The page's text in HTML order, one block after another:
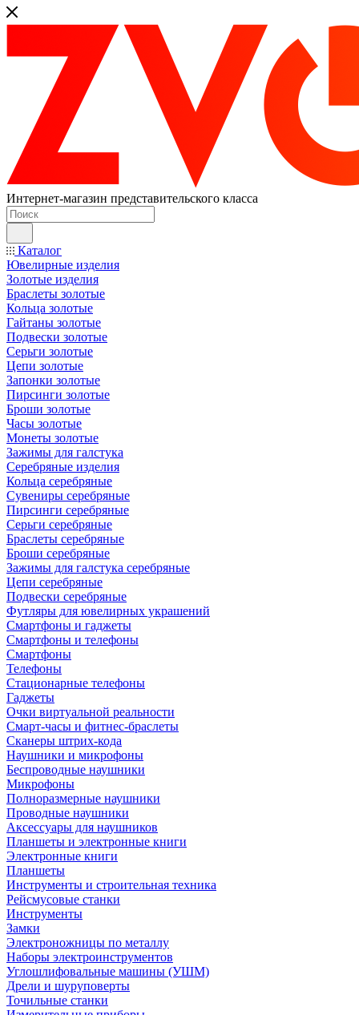
Интернет-магазин представительского класса
Каталог
Ювелирные изделия
Золотые изделия
Браслеты золотые
Кольца золотые
Гайтаны золотые
Подвески золотые
Серьги золотые
Цепи золотые
Запонки золотые
Пирсинги золотые
Броши золотые
Часы золотые
Монеты золотые
Зажимы для галстука
Серебряные изделия
Кольца серебряные
Сувениры серебряные
Пирсинги серебряные
Серьги серебряные
Браслеты серебряные
Броши серебряные
Зажимы для галстука серебряные
Цепи серебряные
Подвески серебряные
Футляры для ювелирных украшений
Смартфоны и гаджеты
Смартфоны и телефоны
Смартфоны
Телефоны
Стационарные телефоны
Гаджеты
Очки виртуальной реальности
Смарт-часы и фитнес-браслеты
Сканеры штрих-кода
Наушники и микрофоны
Беспроводные наушники
Микрофоны
Полноразмерные наушники
Проводные наушники
Аксессуары для наушников
Планшеты и электронные книги
Электронные книги
Планшеты
Инструменты и строительная техника
Рейсмусовые станки
Инструменты
Замки
Электроножницы по металлу
Наборы электроинструментов
Углошлифовальные машины (УШМ)
Дрели и шуруповерты
Точильные станки